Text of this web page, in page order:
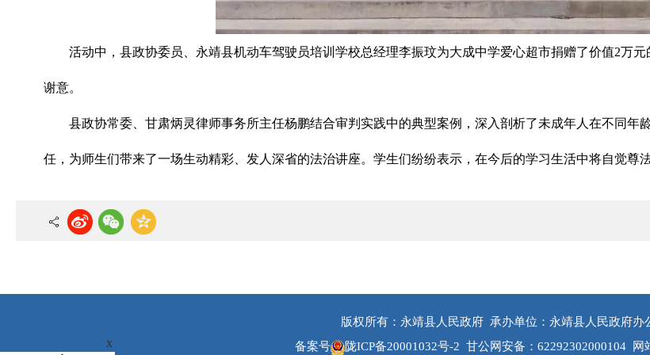
活动中，县政协委员、永靖县机动车驾驶员培训学校总经理李振玟为大成中学爱心超市捐赠了价值2万
谢意。
县政协常委、甘肃炳灵律师事务所主任杨鹏结合审判实践中的典型案例，深入剖析了未成年人在不同
任，为师生们带来了一场生动精彩、发人深省的法治讲座。学生们纷纷表示，在今后的学习生活中将自觉尊
版权所有：永靖县人民政府 承办单位：永靖县人民政府办
备案号
陇ICP备20001032号-2 甘公网安备：62292302000104 网
x